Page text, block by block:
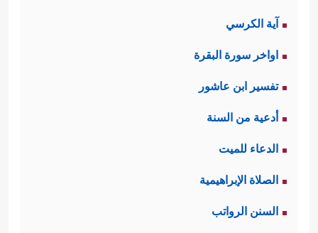
آية الكرسي
اواخر سورة البقرة
تفسير ابن عاشور
أدعية من السنة
الدعاء للميت
الصلاة الإبراهيمية
السنن الرواتب